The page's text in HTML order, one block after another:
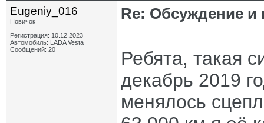
Eugeniy_016
Новичок
Регистрация: 10.12.2023
Автомобиль: LADA Vesta
Сообщений: 20
Re: Обсуждение
Ребята, такая
декабрь 2019
менялось